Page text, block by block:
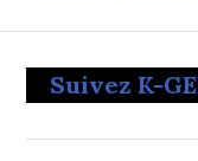
Suivez K-